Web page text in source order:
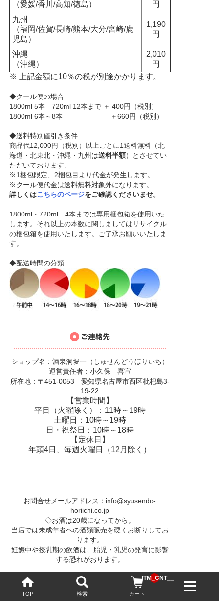
TOP 検索 カート
__ITM_CNT__
（愛媛/香川/高知/徳島）
円
九州
（福岡/佐賀/長崎/熊本/大分/宮崎/鹿
児島）
1,190
円
沖縄
（沖縄）
2,010
円
※ 上記金額に10％の税が別途かかります。
◆クール便の場合
1800ml 5本 720ml 12本まで ＋ 400円（税別）
1800ml 6本～8本 ＋660円（税別）
◆送料特別値引き条件
商品代12,000円（税別）以上ごとに1送料無料（北
海道・北東北・沖縄・九州は送料半額）とさせてい
ただいております。
※1梱包限定、2梱包目より代金が発生します。
※クール便代金は送料無料対象外になります。
詳しくはこちらのページをご確認くださいませ。
1800ml・720ml 4本までは専用梱包箱を使用いた
します。それ以上の本数に関しましてはリサイクル
の梱包箱を使用いたします。ご了承お願いいたしま
す。
◆配送時間の分類
ショップ名：酒泉洞堀一（しゅせんどうほりいち）
運営責任者：小久保 喜宣
所在地：〒451-0053 愛知県名古屋市西区枇杷島3-
19-22
【営業時間】
平日（火曜除く）：11時～19時
土曜日：10時～19時
日・祝祭日：10時～18時
【定休日】
年頭4日、毎週火曜日（12月除く）
お問合せメールアドレス： info@syusendo-
horiichi.co.jp
◇お酒は20歳になってから。
当店では未成年者への酒類販売を硬くお断りしてお
ります。
妊娠中や授乳期の飲酒は、胎児・乳児の発育に影響
する恐れがおります。